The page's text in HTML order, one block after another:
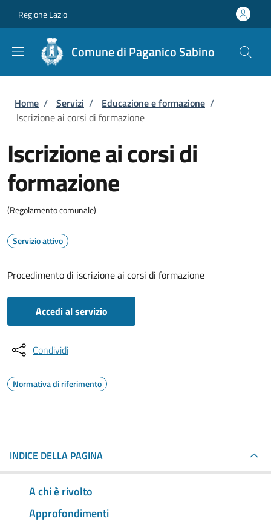
Regione Lazio
Comune di Paganico Sabino
Briciole di pane
Home / Servizi / Educazione e formazione /
Iscrizione ai corsi di formazione
Iscrizione ai corsi di
formazione
(Regolamento comunale)
Servizio attivo
Procedimento di iscrizione ai corsi di formazione
Accedi al servizio
Condividi
Normativa di riferimento
INDICE DELLA PAGINA
A chi è rivolto
Approfondimenti